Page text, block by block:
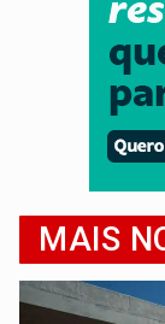
MAIS